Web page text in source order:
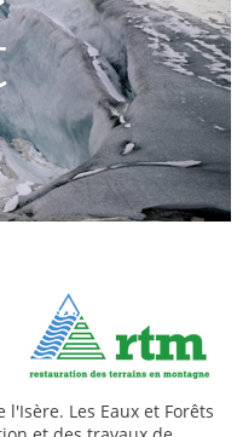
Les Eaux et Forêts